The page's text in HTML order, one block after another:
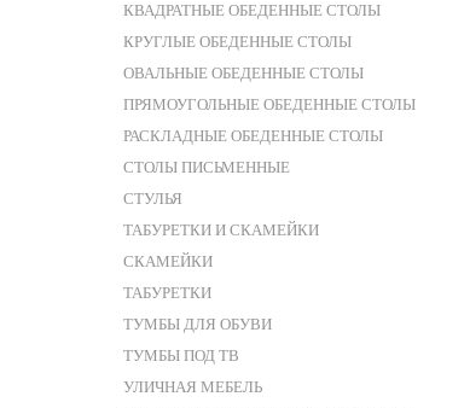
КВАДРАТНЫЕ ОБЕДЕННЫЕ СТОЛЫ
КРУГЛЫЕ ОБЕДЕННЫЕ СТОЛЫ
ОВАЛЬНЫЕ ОБЕДЕННЫЕ СТОЛЫ
ПРЯМОУГОЛЬНЫЕ ОБЕДЕННЫЕ СТОЛЫ
РАСКЛАДНЫЕ ОБЕДЕННЫЕ СТОЛЫ
СТОЛЫ ПИСЬМЕННЫЕ
СТУЛЬЯ
ТАБУРЕТКИ И СКАМЕЙКИ
СКАМЕЙКИ
ТАБУРЕТКИ
ТУМБЫ ДЛЯ ОБУВИ
ТУМБЫ ПОД ТВ
УЛИЧНАЯ МЕБЕЛЬ